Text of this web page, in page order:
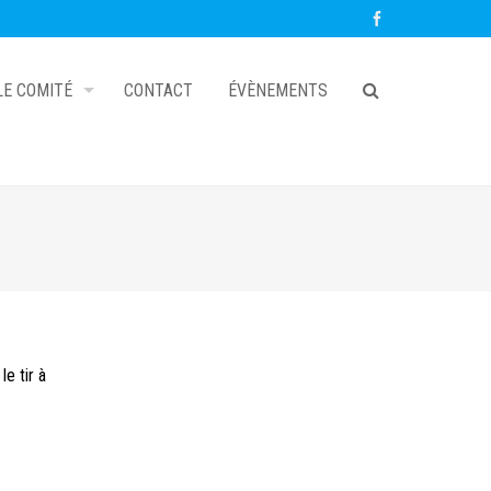
COMITÉ CONTACT ÉVÈNEMENTS
tir à